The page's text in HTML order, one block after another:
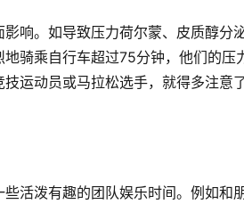
响。如导致压力荷尔蒙、皮质醇分
骑乘自行车超过75分钟，他们的压
运动员或马拉松选手，就得多注意
活泼有趣的团队娱乐时间。例如和